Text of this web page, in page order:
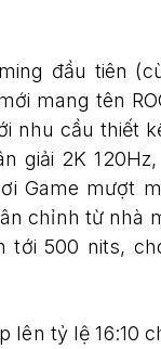
đầu tiên
mang tên
nhu cầu thiết
giải 2K
Game mượt
chỉnh từ nhà
tới 500 nits,
lên tỷ lệ 16:10